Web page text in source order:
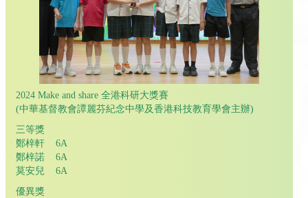
2024 Make and share 全港科研大獎賽
(中華基督教會譚麗芬紀念中學及香港科技教育學會主辦)
三等獎
鄭梓軒 6A
鄭梓諾 6A
莫安兒 6A
優異獎